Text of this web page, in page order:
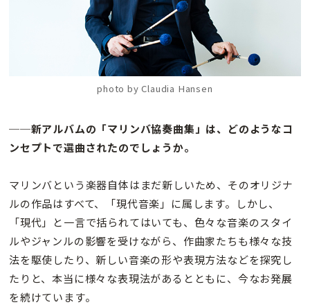
photo by Claudia Hansen
──新アルバムの「マリンバ協奏曲集」は、どのようなコ
ンセプトで選曲されたのでしょうか。
マリンバという楽器自体はまだ新しいため、そのオリジナ
ルの作品はすべて、「現代音楽」に属します。しかし、
「現代」と一言で括られてはいても、色々な音楽のスタイ
ルやジャンルの影響を受けながら、作曲家たちも様々な技
法を駆使したり、新しい音楽の形や表現方法などを探究し
たりと、本当に様々な表現法があるとともに、今なお発展
を続けています。